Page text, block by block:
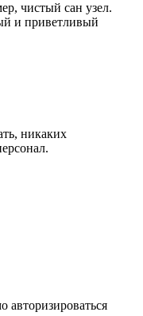
чистый сан узел.
и приветливый
никаких
авторизироваться